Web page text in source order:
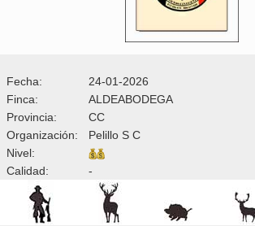
Fecha:
24-01-2026
Finca:
ALDEABODEGA
Provincia:
CC
Organización:
Pelillo S C
Nivel:
Calidad:
-